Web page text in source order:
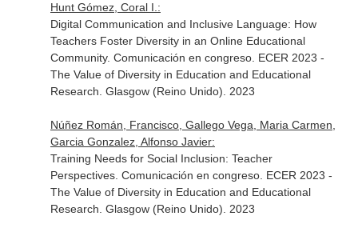
Hunt Gómez, Coral I.:
Digital Communication and Inclusive Language: How
Teachers Foster Diversity in an Online Educational
Community. Comunicación en congreso. ECER 2023 -
The Value of Diversity in Education and Educational
Research. Glasgow (Reino Unido). 2023
Núñez Román, Francisco, Gallego Vega, Maria Carmen,
Garcia Gonzalez, Alfonso Javier:
Training Needs for Social Inclusion: Teacher
Perspectives. Comunicación en congreso. ECER 2023 -
The Value of Diversity in Education and Educational
Research. Glasgow (Reino Unido). 2023